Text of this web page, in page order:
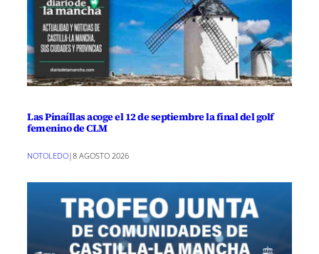
Las Pinaíllas acoge el 12 de septiembre la final del golf
femenino de CLM
NOTOLEDO|8 AGOSTO 2026